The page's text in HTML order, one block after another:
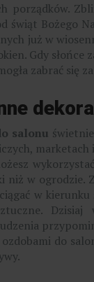
porządków.
świąt Bożego
już w
Gdy
zabrać się
salonu
niż w ogrodzie.
w
do